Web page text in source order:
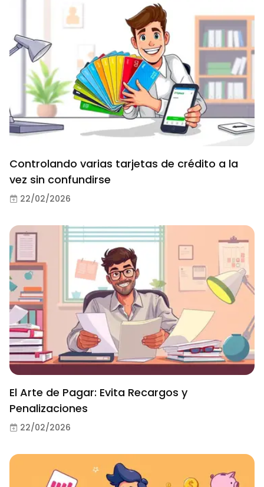
Controlando varias tarjetas de crédito a la
vez sin confundirse
22/02/2026
El Arte de Pagar: Evita Recargos y
Penalizaciones
22/02/2026